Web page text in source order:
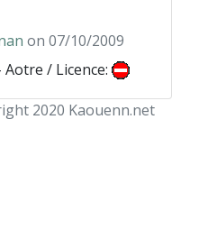
on 07/10/2009
Aotre / Licence:
2020 Kaouenn.net